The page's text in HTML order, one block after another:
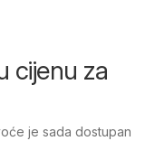
cijenu za
je sada dostupan